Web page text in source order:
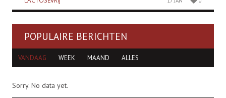
POPULAIRE BERICHTEN
VANDAAG WEEK MAAND ALLES
Sorry. No data yet.